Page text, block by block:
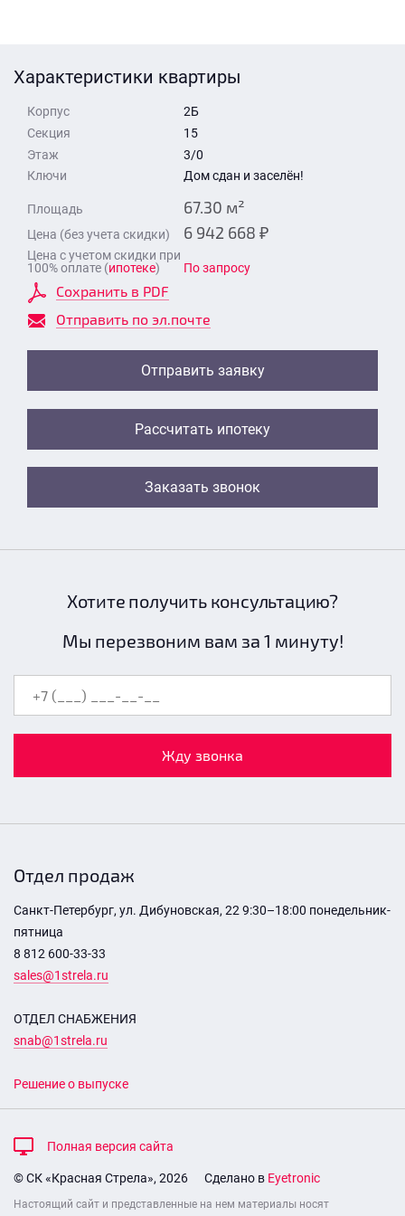
Характеристики квартиры
Корпус
2Б
Секция
15
Этаж
3/0
Ключи
Дом сдан и заселён!
Площадь 67.30 м²
Цена (без учета скидки) 6 942 668 ₽
Цена с учетом скидки при
100% оплате (ипотеке) По запросу
Сохранить в PDF
Отправить по эл.почте
Отправить заявку
Рассчитать ипотеку
Заказать звонок
Отправить
Отправить
Хотите получить консультацию?
Мы перезвоним вам за 1 минуту!
Жду звонка
Отдел продаж
Санкт-Петербург, ул. Дибуновская, 22 9:30–18:00 понедельник-
пятница
8 812 600-33-33
sales@1strela.ru
ОТДЕЛ СНАБЖЕНИЯ
snab@1strela.ru
Решение о выпуске
Полная версия сайта
© СК «Красная Стрела», 2026 Сделано в Eyetronic
Настоящий сайт и представленные на нем материалы носят